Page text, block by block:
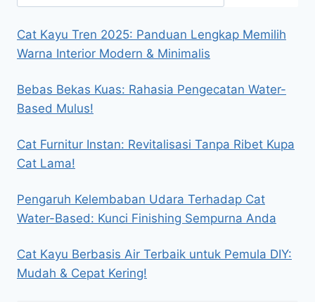
Cat Kayu Tren 2025: Panduan Lengkap Memilih
Warna Interior Modern & Minimalis
Bebas Bekas Kuas: Rahasia Pengecatan Water-
Based Mulus!
Cat Furnitur Instan: Revitalisasi Tanpa Ribet Kupa
Cat Lama!
Pengaruh Kelembaban Udara Terhadap Cat
Water-Based: Kunci Finishing Sempurna Anda
Cat Kayu Berbasis Air Terbaik untuk Pemula DIY:
Mudah & Cepat Kering!